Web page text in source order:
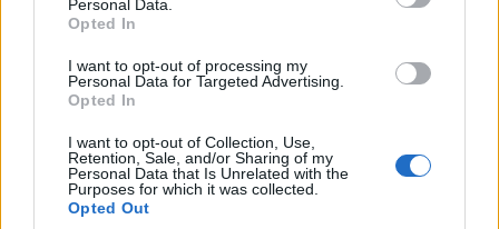
Personal Data.
Opted In
I want to opt-out of processing my
Personal Data for Targeted Advertising.
Opted In
I want to opt-out of Collection, Use,
Retention, Sale, and/or Sharing of my
Personal Data that Is Unrelated with the
Purposes for which it was collected.
Opted Out